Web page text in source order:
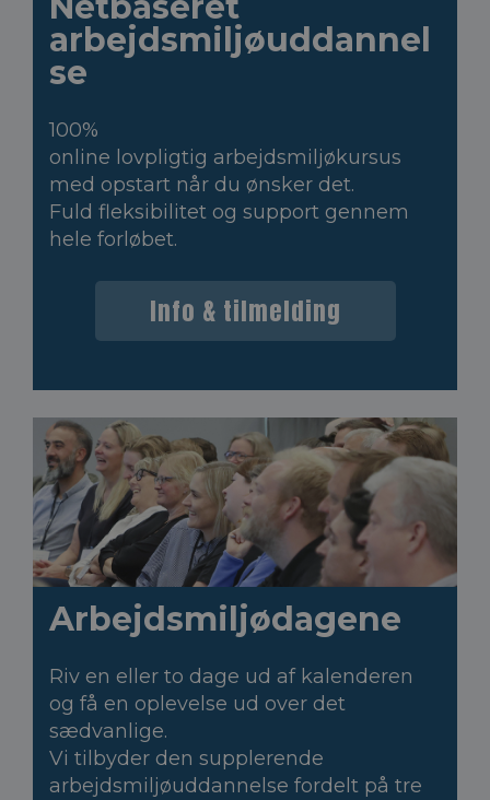
arbejdsmiljøuddannel
se
100%
online lovpligtig arbejdsmiljøkursus
med opstart når du ønsker det.
Fuld fleksibilitet og support gennem
hele forløbet.
Info & tilmelding
Arbejdsmiljødagene
Riv en eller to dage ud af kalenderen
og få en oplevelse ud over det
sædvanlige.
Vi tilbyder den supplerende
arbejdsmiljøuddannelse fordelt på tre